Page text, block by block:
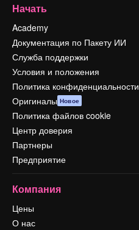
Начать
Academy
Документация по Пакету ИИ
Служба поддержки
Условия и положения
Политика конфиденциальности
Оригиналы Новое
Политика файлов cookie
Центр доверия
Партнеры
Предприятие
Компания
Цены
О нас